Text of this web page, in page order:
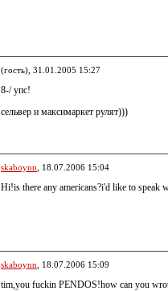
(гость), 31.01.2005 15:27
8-/ упс!
сельвер и максимаркет рулят)))
skaboynn , 18.07.2006 15:04
Hi!is there any americans?i'd like to
skaboynn , 18.07.2006 15:09
tim,you fuckin PENDOS!how can you